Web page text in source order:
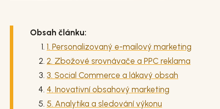
Obsah článku:
1. Personalizovaný e-mailový marketing
2. Zbožové srovnávače a PPC reklama
3. Social Commerce a lákavý obsah
4. Inovativní obsahový marketing
5. Analytika a sledování výkonu